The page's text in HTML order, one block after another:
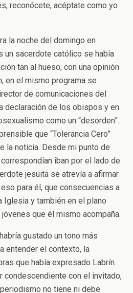
reconócete, acéptate como yo
la noche del domingo en
un sacerdote católico se había
tan al hueso; con una opinión
en el mismo programa se
de comunicaciones del
declaración de los obispos y en
como un “desorden”.
que “Tolerancia Cero”
la noticia. Desde mi punto de
iban por el lado de
jesuita se atrevía a afirmar
para él, que consecuencias a
Iglesia y también en el plano
que él mismo acompaña.
gustado un tono más
entender el contexto, la
que había expresado Labrín.
condescendiente con el invitado,
no tiene ni debe